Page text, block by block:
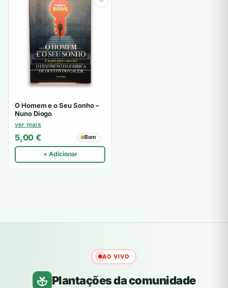
O Homem e o Seu Sonho –
Nuno Diogo
ver mais
5,00 € Bom
+ Adicionar
AO VIVO
Plantações da comunidade